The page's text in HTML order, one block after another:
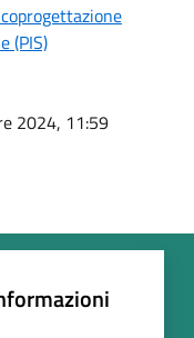
(PIS)
2024, 11:59